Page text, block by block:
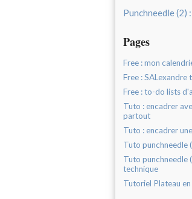
Punchneedle (2)
Pages
Free : mon
Free : SALexandre
Free : to-do lists
Tuto : encadrer
partout
Tuto : encadrer
Tuto punchneedle
Tuto punchneedle
technique
Tutoriel Plateau